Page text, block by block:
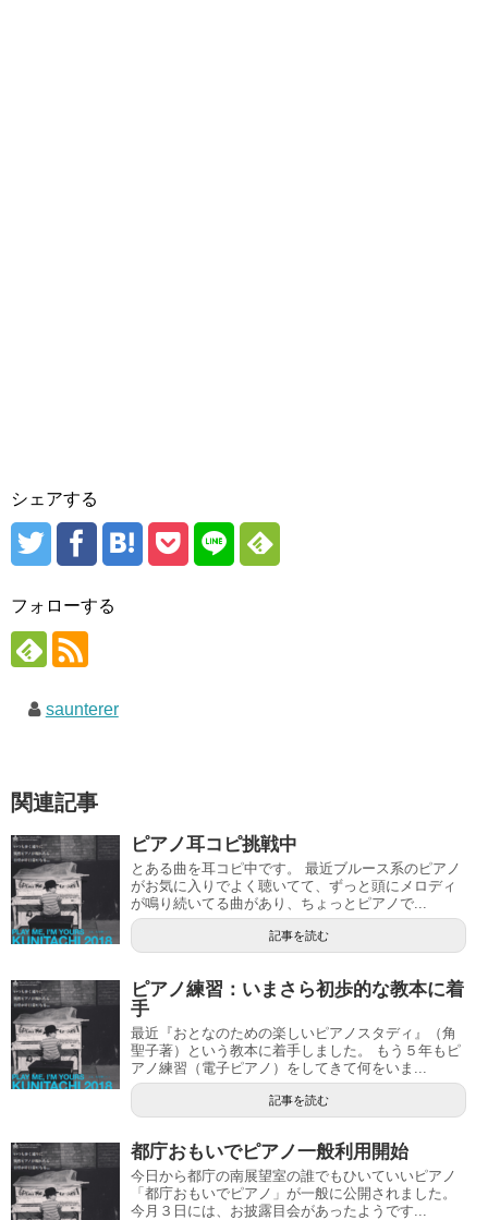
シェアする
フォローする
saunterer
関連記事
ピアノ耳コピ挑戦中
とある曲を耳コピ中です。 最近ブルース系のピアノ
がお気に入りでよく聴いてて、ずっと頭にメロディ
が鳴り続いてる曲があり、ちょっとピアノで...
記事を読む
ピアノ練習：いまさら初歩的な教本に着
手
最近『おとなのための楽しいピアノスタディ』（角
聖子著）という教本に着手しました。 もう５年もピ
アノ練習（電子ピアノ）をしてきて何をいま...
記事を読む
都庁おもいでピアノ一般利用開始
今日から都庁の南展望室の誰でもひいていいピアノ
「都庁おもいでピアノ」が一般に公開されました。
今月３日には、お披露目会があったようです...